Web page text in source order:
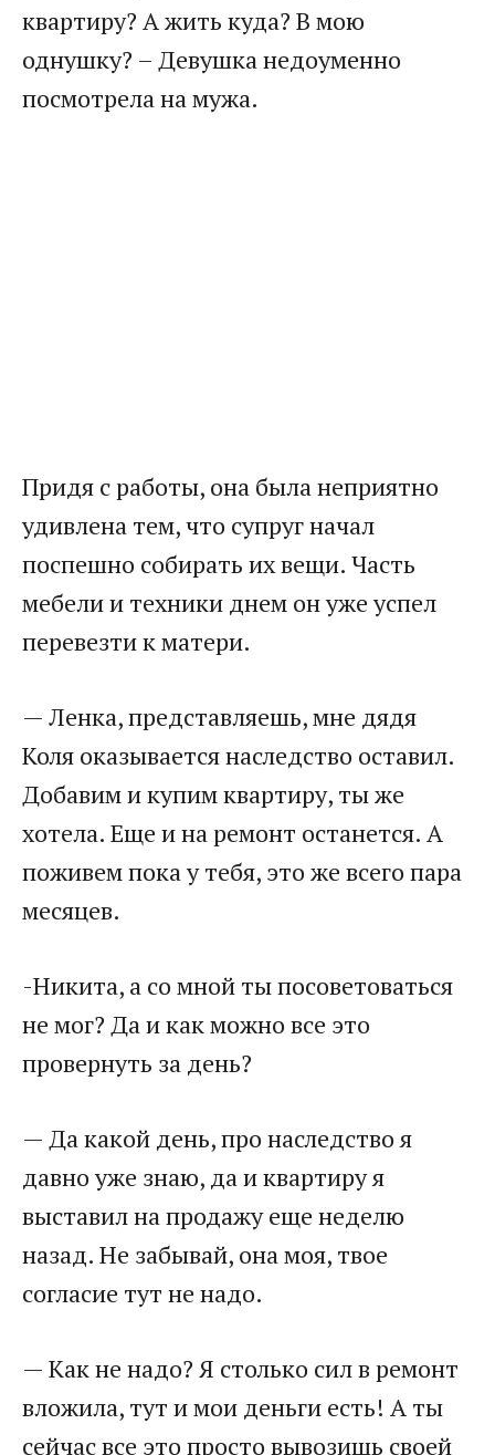
квартиру? А жить куда? В мою
однушку? – Девушка недоуменно
посмотрела на мужа.
Придя с работы, она была неприятно
удивлена тем, что супруг начал
поспешно собирать их вещи. Часть
мебели и техники днем он уже успел
перевезти к матери.
— Ленка, представляешь, мне дядя
Коля оказывается наследство оставил.
Добавим и купим квартиру, ты же
хотела. Еще и на ремонт останется. А
поживем пока у тебя, это же всего пара
месяцев.
-Никита, а со мной ты посоветоваться
не мог? Да и как можно все это
провернуть за день?
— Да какой день, про наследство я
давно уже знаю, да и квартиру я
выставил на продажу еще неделю
назад. Не забывай, она моя, твое
согласие тут не надо.
— Как не надо? Я столько сил в ремонт
вложила, тут и мои деньги есть! А ты
сейчас все это просто вывозишь своей